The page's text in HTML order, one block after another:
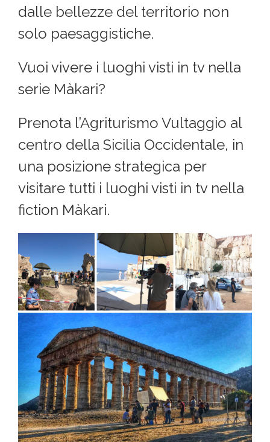
dalle bellezze del territorio non
solo paesaggistiche.
Vuoi vivere i luoghi visti in tv nella
serie Màkari?
Prenota l’Agriturismo Vultaggio al
centro della Sicilia Occidentale, in
una posizione strategica per
visitare tutti i luoghi visti in tv nella
fiction Màkari.